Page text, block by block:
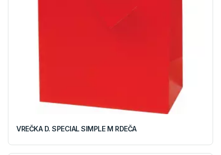
VREČKA D. SPECIAL SIMPLE M RDEČA